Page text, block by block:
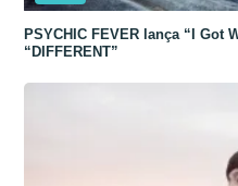
PSYCHIC FEVER lança “I Got
“DIFFERENT”